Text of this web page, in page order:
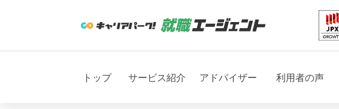
トップ サービス紹介 アドバイザー 利用者の声